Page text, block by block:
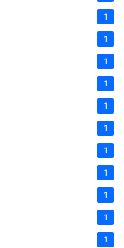
1
1
1
1
1
1
1
1
1
1
1